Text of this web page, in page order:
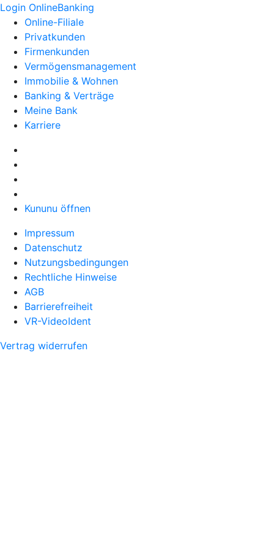
Login OnlineBanking
Online-Filiale
Privatkunden
Firmenkunden
Vermögensmanagement
Immobilie & Wohnen
Banking & Verträge
Meine Bank
Karriere
Kununu öffnen
Impressum
Datenschutz
Nutzungsbedingungen
Rechtliche Hinweise
AGB
Barrierefreiheit
VR-VideoIdent
Vertrag widerrufen